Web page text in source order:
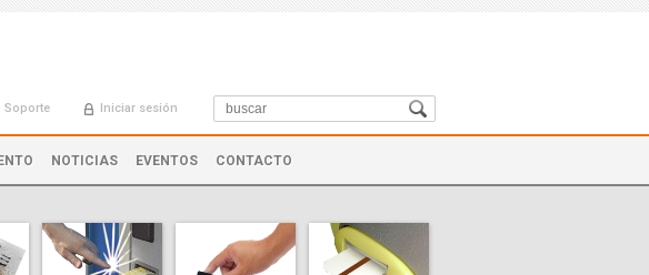
Soporte Iniciar sesión
NOTICIAS EVENTOS CONTACTO